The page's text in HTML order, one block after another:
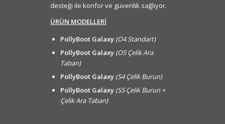
desteği ile konfor ve güvenlik sağlıyor.
ÜRÜN MODELLERİ
PollyBoot Galaxy (O4 Standart)
PollyBoot Galaxy (O5 Çelik Ara
Taban)
PollyBoot Galaxy (S4 Çelik Burun)
PollyBoot Galaxy (S5 Çelik Burun +
Çelik Ara Taban)